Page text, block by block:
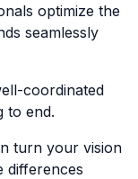
optimize the
seamlessly
coordinated
to end.
turn your vision
differences